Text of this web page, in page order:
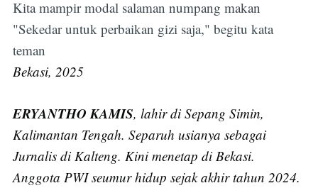
Kita mampir modal salaman numpang makan
"Sekedar untuk perbaikan gizi saja," begitu kata
teman
Bekasi, 2025
ERYANTHO KAMIS, lahir di Sepang Simin,
Kalimantan Tengah. Separuh usianya sebagai
Jurnalis di Kalteng. Kini menetap di Bekasi.
Anggota PWI seumur hidup sejak akhir tahun 2024.